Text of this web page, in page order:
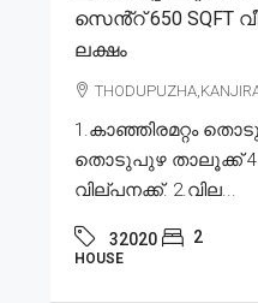
സെൻ്റ് 650 SQFT
ലക്ഷം
1.കാഞ്ഞിരമറ്റം
തൊടുപുഴ താലൂക്ക് 4
വില്പനക്ക്. 2.വില...
32020 2
HOUSE